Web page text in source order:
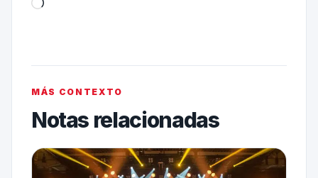
MÁS CONTEXTO
Notas relacionadas